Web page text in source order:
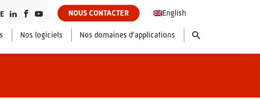
NOUS CONTACTER English
Nos logiciels Nos domaines d’applications